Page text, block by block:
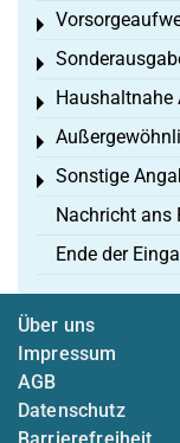
Toggle menu
Toggle menu
Haushaltnahe
Toggle menu
Toggle menu
Sonstige
Toggle menu
Nachricht ans
Ende der
Über uns
Impressum
AGB
Datenschutz